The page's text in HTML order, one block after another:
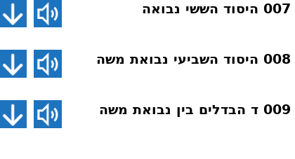
דע את אמונתך 009 ד הבדלים בין נבואת משה